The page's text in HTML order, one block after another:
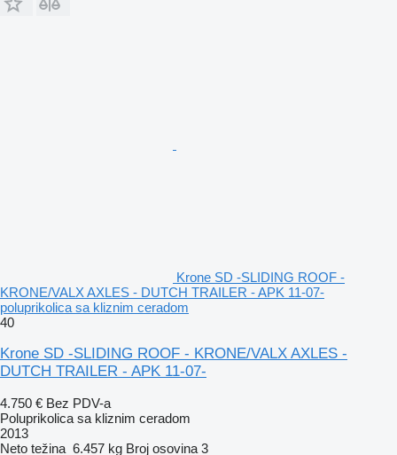
Krone SD -SLIDING ROOF -
KRONE/VALX AXLES - DUTCH TRAILER - APK 11-07-
poluprikolica sa kliznim ceradom
40
Krone SD -SLIDING ROOF - KRONE/VALX AXLES -
DUTCH TRAILER - APK 11-07-
4.750 € Bez PDV-a
Poluprikolica sa kliznim ceradom
2013
Neto težina 6.457 kg Broj osovina 3